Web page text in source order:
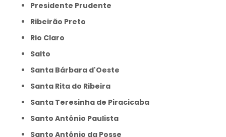
Presidente Prudente
Ribeirão Preto
Rio Claro
Salto
Santa Bárbara d'Oeste
Santa Rita do Ribeira
Santa Teresinha de Piracicaba
Santo Antônio Paulista
Santo Antônio da Posse